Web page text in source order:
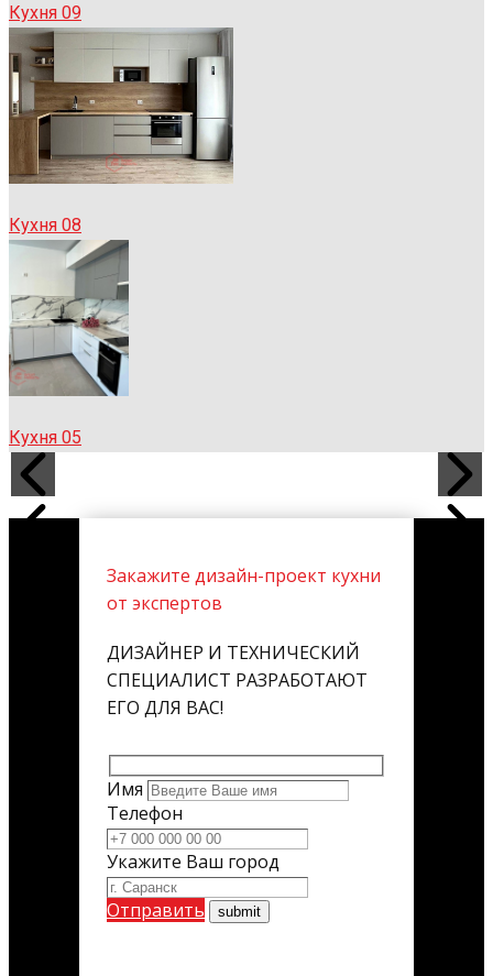
Кухня 09
Кухня 08
Кухня 05
Закажите дизайн-проект кухни
от экспертов
ДИЗАЙНЕР И ТЕХНИЧЕСКИЙ
СПЕЦИАЛИСТ РАЗРАБОТАЮТ
ЕГО ДЛЯ ВАС!
Имя
Телефон
Укажите Ваш город
Отправить